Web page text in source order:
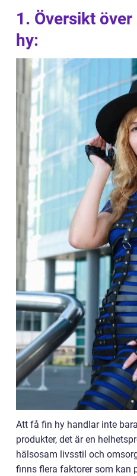
1. Översikt
hy:
Att få fin hy handlar inte
produkter, det är en
hälsosam livsstil och
finns flera faktorer som kan